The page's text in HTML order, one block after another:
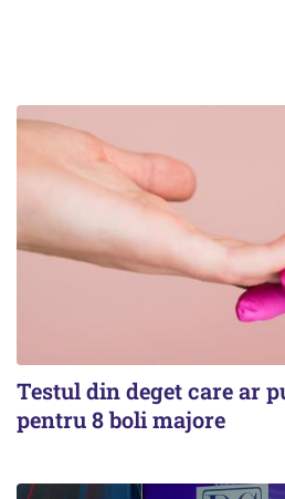
Testul din deget care ar
pentru 8 boli majore